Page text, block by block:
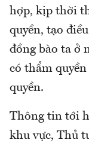
hợp, kịp thời
quyền, tạo
đồng bào ta ở
có thẩm
quyền.
Thông tin tới
khu vực, Thủ